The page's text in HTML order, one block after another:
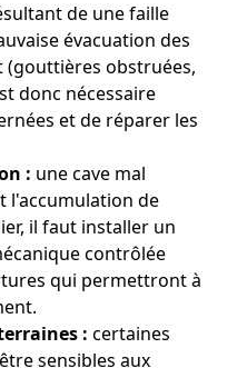
de une faille
évacuation des
obstruées,
donc nécessaire
et de réparer les
: une cave mal
l'accumulation de
il faut installer un
contrôlée
qui permettront à
: certaines
sensibles aux